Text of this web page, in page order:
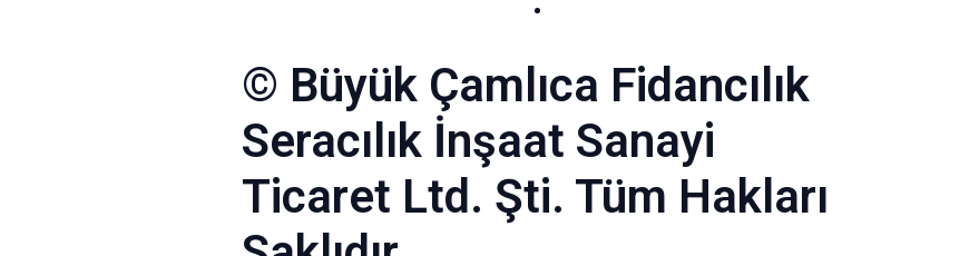
© Büyük Çamlıca Fidancılık
Seracılık İnşaat Sanayi
Ticaret Ltd. Şti. Tüm Hakları